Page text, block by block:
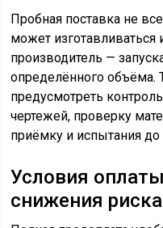
Пробная поставка не
может изготавливаться
производитель —
определённого объёма.
предусмотреть
чертежей, проверку
приёмку и испытания до
Условия
снижения риска